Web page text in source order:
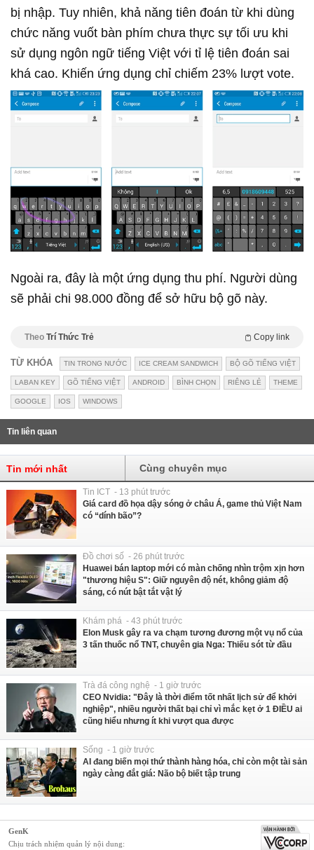
bị nhập. Tuy nhiên, khả năng tiên đoán từ khi dùng
chức năng vuốt bàn phím chưa thực sự tối ưu khi
sử dụng ngôn ngữ tiếng Việt với tỉ lệ tiên đoán sai
khá cao. Khiến ứng dụng chỉ chiếm 23% lượt vote.
Ngoài ra, đây là một ứng dụng thu phí. Người dùng
sẽ phải chi 98.000 đồng để sở hữu bộ gõ này.
Theo Trí Thức Trẻ Copy link
TỪ KHÓA TIN TRONG NƯỚC ICE CREAM SANDWICH BỘ GÕ TIẾNG VIỆT
LABAN KEY GÕ TIẾNG VIỆT ANDROID BÌNH CHỌN RIÊNG LẺ THEME
GOOGLE IOS WINDOWS
Tin liên quan
Tin mới nhất Cùng chuyên mục
Tin ICT - 13 phút trước
Giá card đồ họa dậy sóng ở châu Á, game thủ Việt Nam
có “dính bão”?
Đồ chơi số - 26 phút trước
Huawei bán laptop mới có màn chống nhìn trộm xịn hơn
"thương hiệu S": Giữ nguyên độ nét, không giảm độ
sáng, có nút bật tắt vật lý
Khám phá - 43 phút trước
Elon Musk gây ra va chạm tương đương một vụ nổ của
3 tấn thuốc nổ TNT, chuyên gia Nga: Thiếu sót từ đầu
Trà đá công nghệ - 1 giờ trước
CEO Nvidia: "Đây là thời điểm tốt nhất lịch sử để khởi
nghiệp", nhiều người thất bại chỉ vì mắc kẹt ở 1 ĐIỀU ai
cũng hiểu nhưng ít khi vượt qua được
Sống - 1 giờ trước
AI đang biến mọi thứ thành hàng hóa, chỉ còn một tài sản
ngày càng đắt giá: Não bộ biết tập trung
GenK
Chịu trách nhiệm quản lý nội dung: